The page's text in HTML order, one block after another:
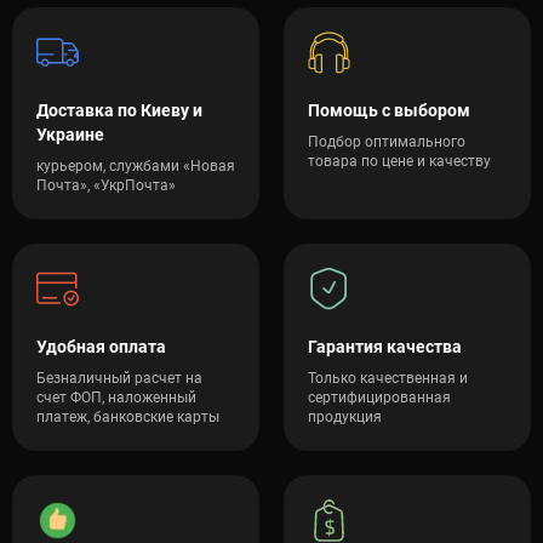
Существует несколько типов бандажей на плечевой сустав,
которые различаются по степени фиксации и назначению.
Эластичные бинты и тейпы
Подходят для легких травм и профилактики. Обеспечивают
Полужесткие ортезы
Используются при среднем уровне повреждений сустава,
Фиксируют руку в определенном положении, уменьшая
нагрузку на поврежденный участок.
Назначаются при серьезных травмах или после операций.
Эти модели оснащены жесткими ребрами или шарнирами,
Доставка по Киеву и
Украине
курьером, службами «Новая
Почта», «УкрПочта»
Помощь с выбором
Подбор оптимального
товара по цене и качеству
Удобная оплата
Безналичный расчет на
счет ФОП, наложенный
платеж, банковские карты
Гарантия качества
Только качественная и
сертифицированная
продукция